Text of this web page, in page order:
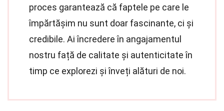
proces garantează că faptele pe care le
împărtășim nu sunt doar fascinante, ci și
credibile. Ai încredere în angajamentul
nostru față de calitate și autenticitate în
timp ce explorezi și înveți alături de noi.